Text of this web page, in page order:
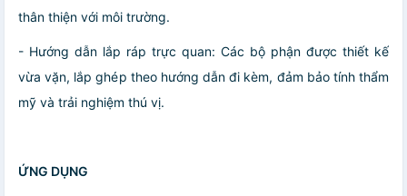
thân thiện với môi trường.
- Hướng dẫn lắp ráp trực quan: Các bộ phận được thiết kế
vừa vặn, lắp ghép theo hướng dẫn đi kèm, đảm bảo tính thẩm
mỹ và trải nghiệm thú vị.
ỨNG DỤNG